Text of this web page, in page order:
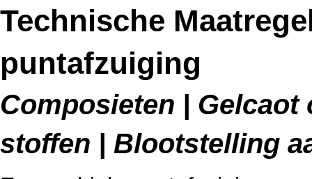
Technische
puntafzuiging
Composieten |
stoffen | Blootstelling